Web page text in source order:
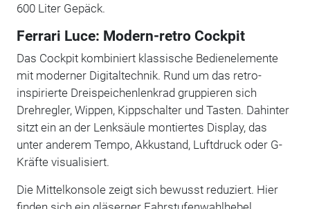
600 Liter Gepäck.
Ferrari Luce: Modern-retro Cockpit
Das Cockpit kombiniert klassische Bedienelemente
mit moderner Digitaltechnik. Rund um das retro-
inspirierte Dreispeichenlenkrad gruppieren sich
Drehregler, Wippen, Kippschalter und Tasten. Dahinter
sitzt ein an der Lenksäule montiertes Display, das
unter anderem Tempo, Akkustand, Luftdruck oder G-
Kräfte visualisiert.
Die Mittelkonsole zeigt sich bewusst reduziert. Hier